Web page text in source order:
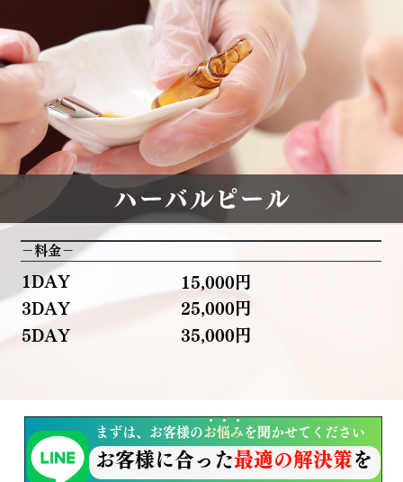
ハーバルピール
－料金－
1DAY
15,000円
3DAY
25,000円
5DAY
35 ,000円
・・・
まずは、お客様のお悩みを聞かせてください
お客様に合った最適の解決策を